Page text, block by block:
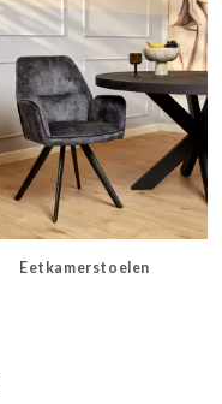
Eetkamerstoelen